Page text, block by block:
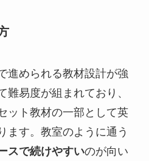
進められる教材設計が強
難易度が組まれており、
ット教材の一部として英
ます。教室のように通う
スで続けやすいのが向い